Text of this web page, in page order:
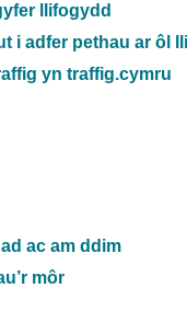
llifogydd
i adfer pethau ar ôl
yn traffig.cymru
ac am ddim
môr